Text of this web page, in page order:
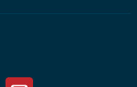
RSS Newsletter